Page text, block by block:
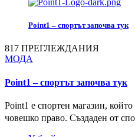
Point1 – спортът започва тук
817 ПРЕГЛЕЖДАНИЯ
МОДА
Point1 – спортът започва тук
Point1 е спортен магазин,
човешко право. Създаден от